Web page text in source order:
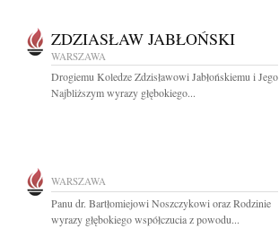
ZDZIASŁAW JABŁOŃSKI
WARSZAWA
Drogiemu Koledze Zdzisławowi Jabłońskiemu i Jego
Najbliższym wyrazy głębokiego...
WARSZAWA
Panu dr. Bartłomiejowi Noszczykowi oraz Rodzinie
wyrazy głębokiego współczucia z powodu...